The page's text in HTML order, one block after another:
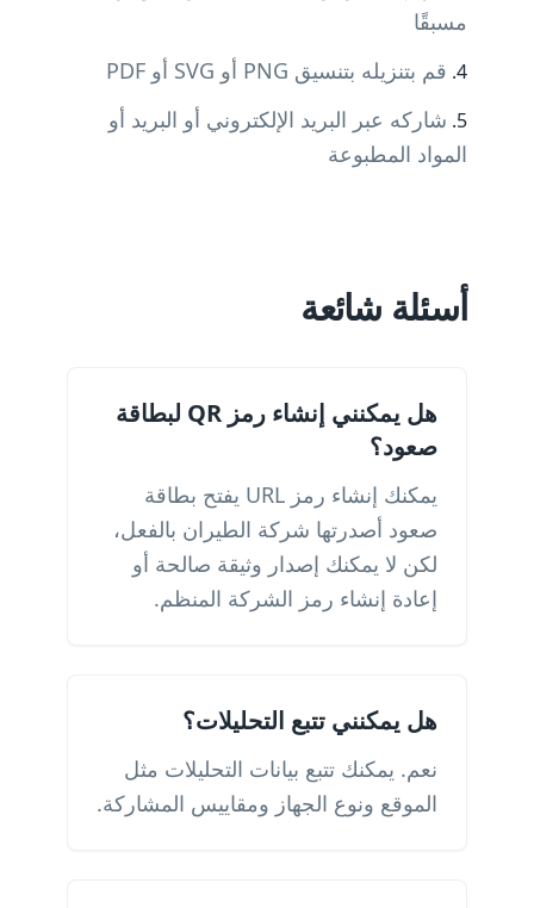
مسبقًا
قم بتنزيله بتنسيق PNG أو SVG أو PDF
شاركه عبر البريد الإلكتروني أو البريد أو
المواد المطبوعة
أسئلة شائعة
هل يمكنني إنشاء رمز QR لبطاقة
صعود؟
يمكنك إنشاء رمز URL يفتح بطاقة
صعود أصدرتها شركة الطيران بالفعل،
لكن لا يمكنك إصدار وثيقة صالحة أو
إعادة إنشاء رمز الشركة المنظم.
هل يمكنني تتبع التحليلات؟
نعم. يمكنك تتبع بيانات التحليلات مثل
الموقع ونوع الجهاز ومقاييس المشاركة.